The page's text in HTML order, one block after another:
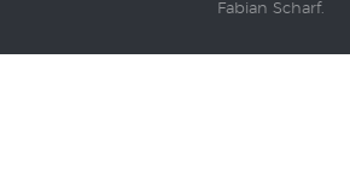
Fabian Scharf.